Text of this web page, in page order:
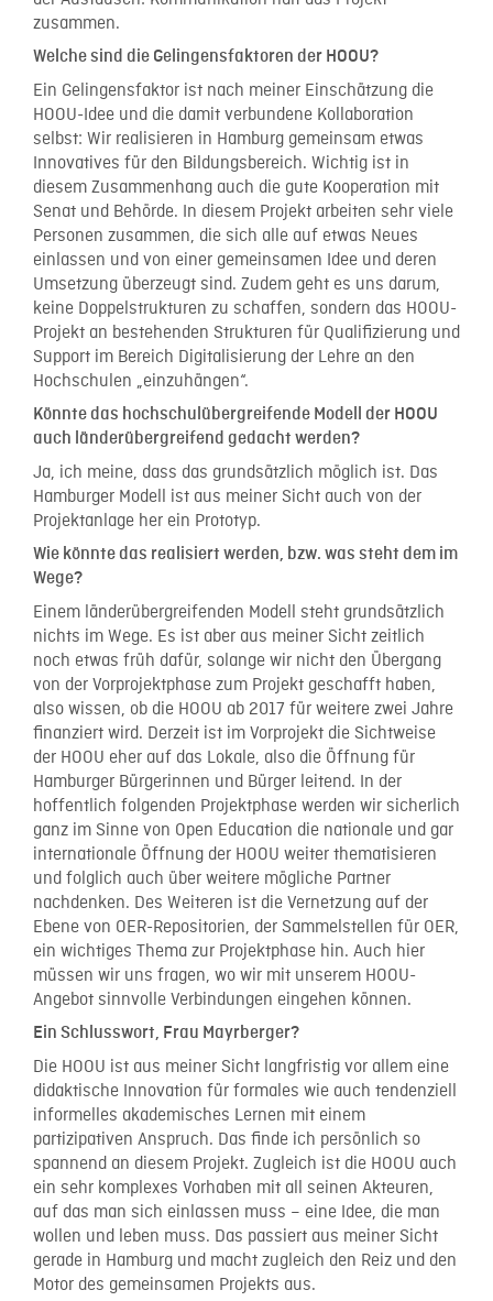
zusammen.
Welche sind die Gelingensfaktoren der HOOU?
Ein Gelingensfaktor ist nach meiner Einschätzung die
HOOU-Idee und die damit verbundene Kollaboration
selbst: Wir realisieren in Hamburg gemeinsam etwas
Innovatives für den Bildungsbereich. Wichtig ist in
diesem Zusammenhang auch die gute Kooperation mit
Senat und Behörde. In diesem Projekt arbeiten sehr viele
Personen zusammen, die sich alle auf etwas Neues
einlassen und von einer gemeinsamen Idee und deren
Umsetzung überzeugt sind. Zudem geht es uns darum,
keine Doppelstrukturen zu schaffen, sondern das HOOU-
Projekt an bestehenden Strukturen für Qualifizierung und
Support im Bereich Digitalisierung der Lehre an den
Hochschulen „einzuhängen“.
Könnte das hochschulübergreifende Modell der HOOU
auch länderübergreifend gedacht werden?
Ja, ich meine, dass das grundsätzlich möglich ist. Das
Hamburger Modell ist aus meiner Sicht auch von der
Projektanlage her ein Prototyp.
Wie könnte das realisiert werden, bzw. was steht dem im
Wege?
Einem länderübergreifenden Modell steht grundsätzlich
nichts im Wege. Es ist aber aus meiner Sicht zeitlich
noch etwas früh dafür, solange wir nicht den Übergang
von der Vorprojektphase zum Projekt geschafft haben,
also wissen, ob die HOOU ab 2017 für weitere zwei Jahre
finanziert wird. Derzeit ist im Vorprojekt die Sichtweise
der HOOU eher auf das Lokale, also die Öffnung für
Hamburger Bürgerinnen und Bürger leitend. In der
hoffentlich folgenden Projektphase werden wir sicherlich
ganz im Sinne von Open Education die nationale und gar
internationale Öffnung der HOOU weiter thematisieren
und folglich auch über weitere mögliche Partner
nachdenken. Des Weiteren ist die Vernetzung auf der
Ebene von OER-Repositorien, der Sammelstellen für OER,
ein wichtiges Thema zur Projektphase hin. Auch hier
müssen wir uns fragen, wo wir mit unserem HOOU-
Angebot sinnvolle Verbindungen eingehen können.
Ein Schlusswort, Frau Mayrberger?
Die HOOU ist aus meiner Sicht langfristig vor allem eine
didaktische Innovation für formales wie auch tendenziell
informelles akademisches Lernen mit einem
partizipativen Anspruch. Das finde ich persönlich so
spannend an diesem Projekt. Zugleich ist die HOOU auch
ein sehr komplexes Vorhaben mit all seinen Akteuren,
auf das man sich einlassen muss – eine Idee, die man
wollen und leben muss. Das passiert aus meiner Sicht
gerade in Hamburg und macht zugleich den Reiz und den
Motor des gemeinsamen Projekts aus.